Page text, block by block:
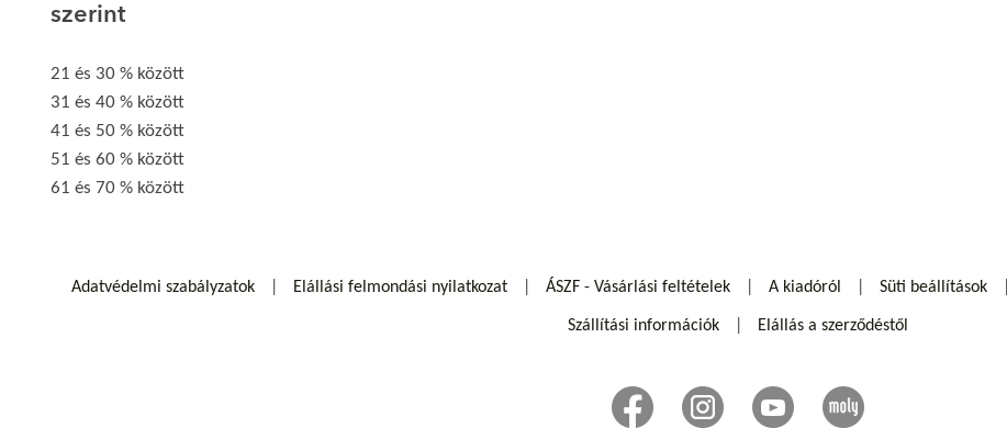
szerint
21 és 30 % között
31 és 40 % között
41 és 50 % között
51 és 60 % között
61 és 70 % között
Adatvédelmi szabályzatok Elállási felmondási nyilatkozat ÁSZF - Vásárlási feltételek A kiadóról Süti beállítások
Szállítási információk Elállás a szerződéstől